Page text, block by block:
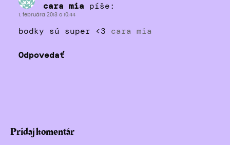
cara mia píše:
1. februára 2013 o 10:44
bodky sú super <3 cara mia
Odpovedať
Pridaj komentár